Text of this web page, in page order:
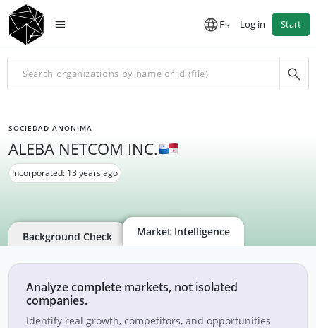
Es Log in Start
SOCIEDAD ANONIMA
ALEBA NETCOM INC.
Incorporated: 13 years ago
Background Check Market Intelligence
Analyze complete markets, not isolated
companies.
Identify real growth, competitors, and opportunities